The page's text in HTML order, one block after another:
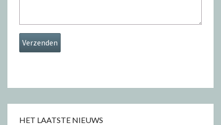
Verzenden
HET LAATSTE NIEUWS